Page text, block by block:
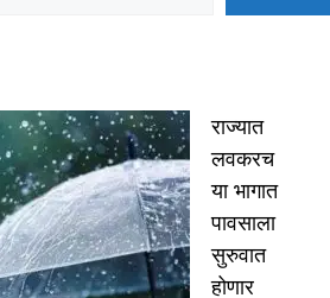
राज्यात
लवकरच
या भागात
पावसाला
सुरुवात
होणार